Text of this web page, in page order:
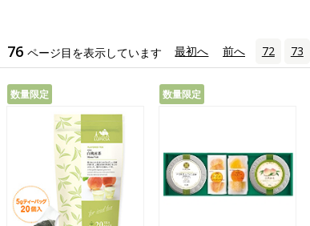
76 ページ目を表示しています 最初へ 前へ 72 73
数量限定 数量限定